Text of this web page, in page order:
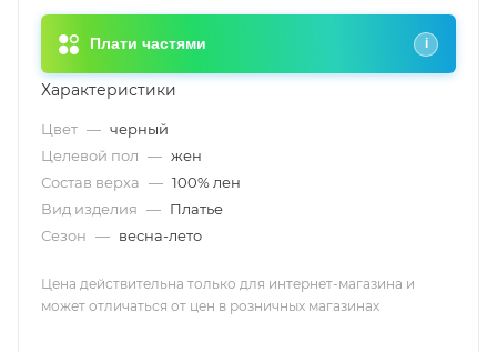
Плати частями i
Характеристики
Цвет — черный
Целевой пол — жен
Состав верха — 100% лен
Вид изделия — Платье
Сезон — весна-лето
Цена действительна только для интернет-магазина и
может отличаться от цен в розничных магазинах